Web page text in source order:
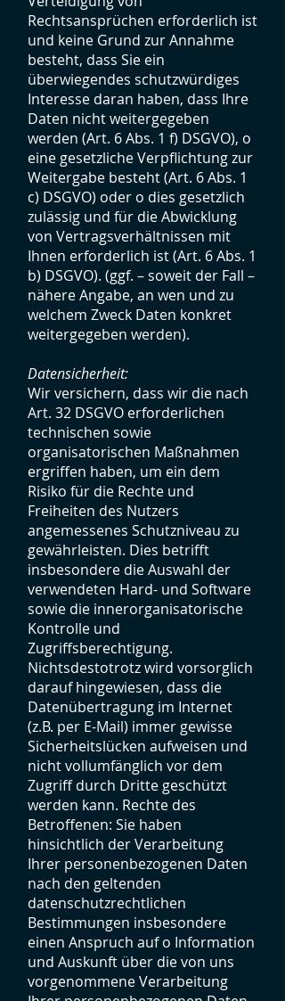
Rechtsansprüchen erforderlich ist
und keine Grund zur Annahme
besteht, dass Sie ein
überwiegendes schutzwürdiges
Interesse daran haben, dass Ihre
Daten nicht weitergegeben
werden (Art. 6 Abs. 1 f) DSGVO), o
eine gesetzliche Verpflichtung zur
Weitergabe besteht (Art. 6 Abs. 1
c) DSGVO) oder o dies gesetzlich
zulässig und für die Abwicklung
von Vertragsverhältnissen mit
Ihnen erforderlich ist (Art. 6 Abs. 1
b) DSGVO). (ggf. – soweit der Fall –
nähere Angabe, an wen und zu
welchem Zweck Daten konkret
weitergegeben werden).
Datensicherheit:
Wir versichern, dass wir die nach
Art. 32 DSGVO erforderlichen
technischen sowie
organisatorischen Maßnahmen
ergriffen haben, um ein dem
Risiko für die Rechte und
Freiheiten des Nutzers
angemessenes Schutzniveau zu
gewährleisten. Dies betrifft
insbesondere die Auswahl der
verwendeten Hard- und Software
sowie die innerorganisatorische
Kontrolle und
Zugriffsberechtigung.
Nichtsdestotrotz wird vorsorglich
darauf hingewiesen, dass die
Datenübertragung im Internet
(z.B. per E-Mail) immer gewisse
Sicherheitslücken aufweisen und
nicht vollumfänglich vor dem
Zugriff durch Dritte geschützt
werden kann. Rechte des
Betroffenen: Sie haben
hinsichtlich der Verarbeitung
Ihrer personenbezogenen Daten
nach den geltenden
datenschutzrechtlichen
Bestimmungen insbesondere
einen Anspruch auf o Information
und Auskunft über die von uns
vorgenommene Verarbeitung